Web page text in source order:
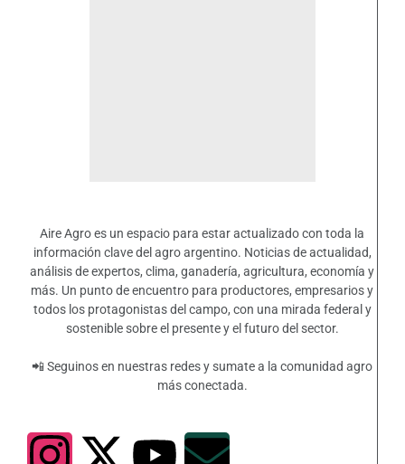
Aire Agro es un espacio para estar actualizado con toda la
información clave del agro argentino. Noticias de actualidad,
análisis de expertos, clima, ganadería, agricultura, economía y
más. Un punto de encuentro para productores, empresarios y
todos los protagonistas del campo, con una mirada federal y
sostenible sobre el presente y el futuro del sector.
📲 Seguinos en nuestras redes y sumate a la comunidad agro
más conectada.